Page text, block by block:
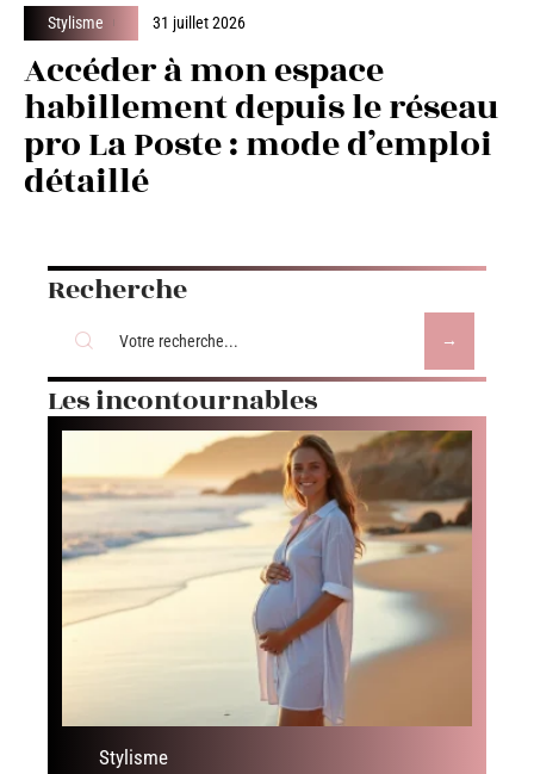
Stylisme 31 juillet 2026
Accéder à mon espace
habillement depuis le réseau
pro La Poste : mode d’emploi
détaillé
Recherche
Les incontournables
Stylisme